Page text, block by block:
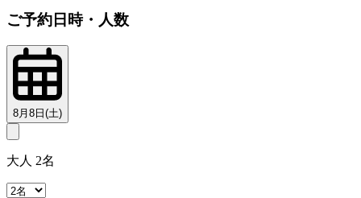
ご予約日時・人数
8月8日(土)
大人 2名